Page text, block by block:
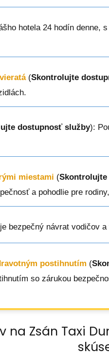
hotela 24 hodín denne,
(Skontrolujte
dostupnosť služby):
miestami (
a pohodlie pre
bezpečný návrat vodičov
postihnutím (
so zárukou
na Zsán Taxi